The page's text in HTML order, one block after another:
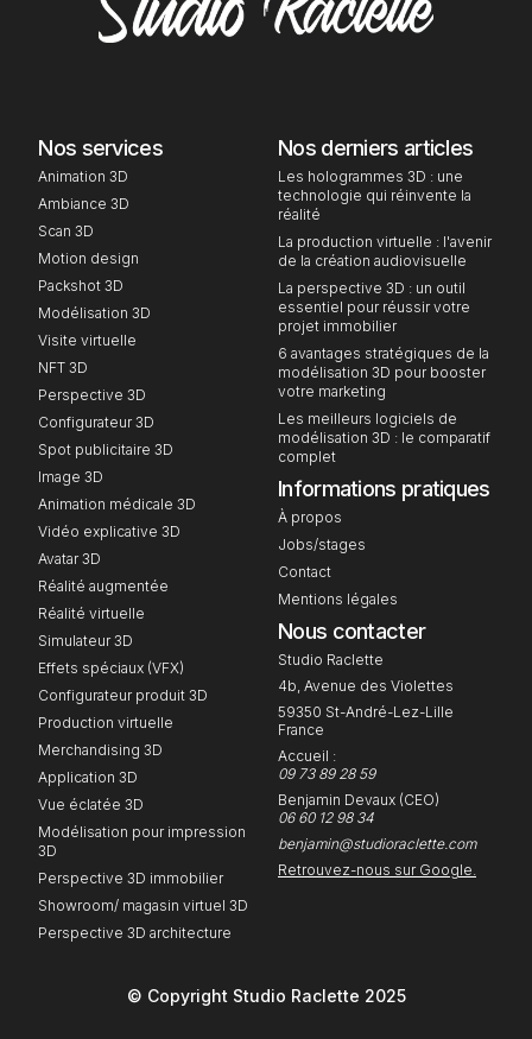
Nos services
Animation 3D
Ambiance 3D
Scan 3D
Motion design
Packshot 3D
Modélisation 3D
Visite virtuelle
NFT 3D
Perspective 3D
Configurateur 3D
Spot publicitaire 3D
Image 3D
Animation médicale 3D
Vidéo explicative 3D
Avatar 3D
Réalité augmentée
Réalité virtuelle
Simulateur 3D
Effets spéciaux (VFX)
Configurateur produit 3D
Production virtuelle
Merchandising 3D
Application 3D
Vue éclatée 3D
Modélisation pour impression
3D
Perspective 3D immobilier
Showroom/ magasin virtuel 3D
Perspective 3D architecture
Nos derniers articles
Les hologrammes 3D : une
technologie qui réinvente la
réalité
La production virtuelle : l'avenir
de la création audiovisuelle
La perspective 3D : un outil
essentiel pour réussir votre
projet immobilier
6 avantages stratégiques de la
modélisation 3D pour booster
votre marketing
Les meilleurs logiciels de
modélisation 3D : le comparatif
complet
Informations pratiques
À propos
Jobs/stages
Contact
Mentions légales
Nous contacter
Studio Raclette
4b, Avenue des Violettes
59350 St-André-Lez-Lille
France
Accueil :
09 73 89 28 59
Benjamin Devaux (CEO)
06 60 12 98 34
benjamin@studioraclette.com
Retrouvez-nous sur Google.
© Copyright Studio Raclette 2025